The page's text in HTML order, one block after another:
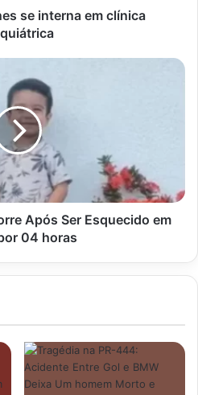
se interna em clínica
Após Ser Esquecido em
04 horas